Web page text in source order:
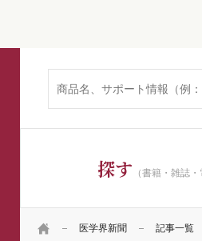
探す （書籍・雑誌・
HOME 医学界新聞 記事一覧